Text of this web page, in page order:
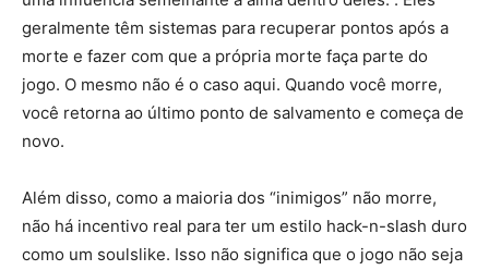
geralmente têm sistemas para recuperar pontos após a
morte e fazer com que a própria morte faça parte do
jogo. O mesmo não é o caso aqui. Quando você morre,
você retorna ao último ponto de salvamento e começa de
novo.
Além disso, como a maioria dos “inimigos” não morre,
não há incentivo real para ter um estilo hack-n-slash duro
como um soulslike. Isso não significa que o jogo não seja